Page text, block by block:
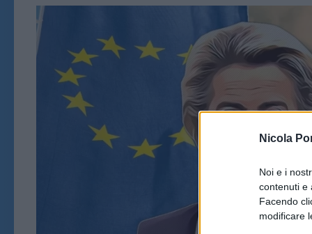
Nicola
Noi e i
contenuti e
Facendo
modificare